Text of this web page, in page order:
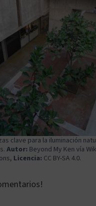
clave para la iluminación
Autor: Beyond My Kenvía
Licencia: CC BY-SA 4.0.